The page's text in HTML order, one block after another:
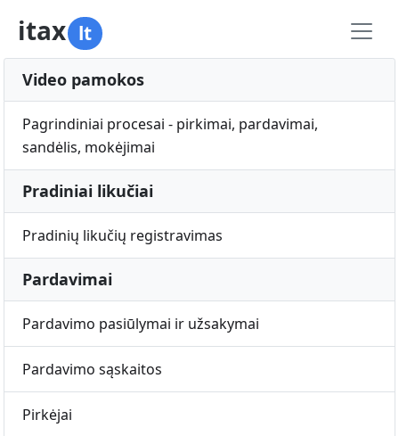
itax lt
Video pamokos
Pagrindiniai procesai - pirkimai, pardavimai,
sandėlis, mokėjimai
Pradiniai likučiai
Pradinių likučių registravimas
Pardavimai
Pardavimo pasiūlymai ir užsakymai
Pardavimo sąskaitos
Pirkėjai